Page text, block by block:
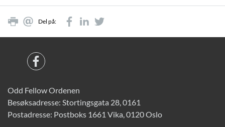
Del på:
Odd Fellow Ordenen
Besøksadresse: Stortingsgata 28, 0161
Postadresse: Postboks 1661 Vika, 0120 Oslo